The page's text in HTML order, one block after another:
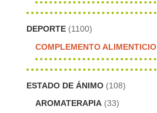
DEPORTE (1100)
COMPLEMENTO ALIMENTICIO
ESTADO DE ÁNIMO (108)
AROMATERAPIA (33)